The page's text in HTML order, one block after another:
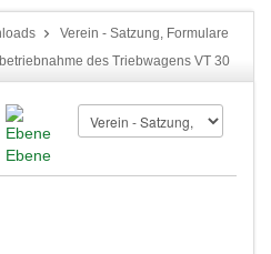
Verein - Satzung, Formulare
des Triebwagens VT 30
Ebene